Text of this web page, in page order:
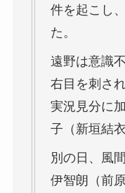
件を起こし
た。
遠野は意識
右目を刺さ
実況見分に
子（新垣結
別の日、風
伊智朗（前